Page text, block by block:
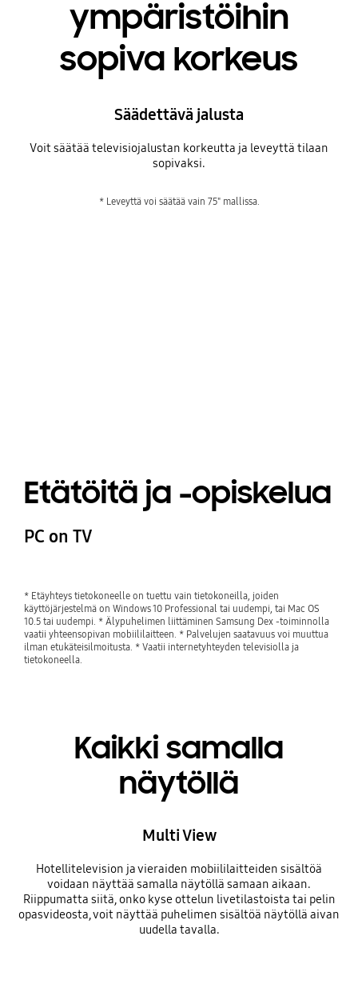
ympäristöihin
sopiva korkeus
Säädettävä jalusta
Voit säätää televisiojalustan korkeutta ja leveyttä tilaan
sopivaksi.
* Leveyttä voi säätää vain 75" mallissa.
Etätöitä ja -opiskelua
PC on TV
* Etäyhteys tietokoneelle on tuettu vain tietokoneilla, joiden
käyttöjärjestelmä on Windows 10 Professional tai uudempi, tai Mac OS
10.5 tai uudempi. * Älypuhelimen liittäminen Samsung Dex -toiminnolla
vaatii yhteensopivan mobiililaitteen. * Palvelujen saatavuus voi muuttua
ilman etukäteisilmoitusta. * Vaatii internetyhteyden televisiolla ja
tietokoneella.
Kaikki samalla
näytöllä
Multi View
Hotellitelevision ja vieraiden mobiililaitteiden sisältöä
voidaan näyttää samalla näytöllä samaan aikaan.
Riippumatta siitä, onko kyse ottelun livetilastoista tai pelin
opasvideosta, voit näyttää puhelimen sisältöä näytöllä aivan
uudella tavalla.